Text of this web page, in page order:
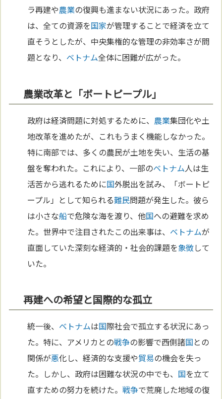
ラ再建や農業の復興も進まない状況にあった。政府
は、全ての資源を国家が管理することで経済を立て
直そうとしたが、中央集権的な管理の非効率さが問
題となり、 ベトナム全体に困難が広がった。
農業改革と「ボートピープル」
政府は経済問題に対処するために、 農業集団化や土
地改革を進めたが、これもうまく機能しなかった。
特に南部では、多くの農民が土地を失い、生活の基
盤を奪われた。これにより、一部のベトナム人は生
活苦から逃れるために国外脱出を試み、「ボートピ
ープル」として知られる難民問題が発生した。彼ら
は小さな船で危険な海を渡り、他国への避難を求め
た。世界中で注目されたこの出来事は、 ベトナムが
直面していた深刻な経済的・社会的課題を象徴して
いた。
再建への希望と国際的な孤立
統一後、 ベトナムは国際社会で孤立する状況にあっ
た。特に、アメリカとの戦争の影響で西側諸国との
関係が悪化し、経済的な支援や貿易の機会を失っ
た。しかし、政府は困難な状況の中でも、 国を立て
直すための努力を続けた。戦争で荒廃した地域の復